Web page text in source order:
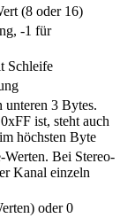
(8 oder 16)
-1 für
Schleife
unteren 3 Bytes.
ist, steht auch
höchsten Byte
Werten. Bei Stereo-
Kanal einzeln
oder 0